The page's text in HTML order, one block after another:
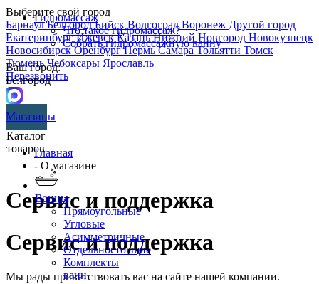
Выберите свой город
БарнаулБелгородБийск ВолгоградВоронеж Другой город
ЕкатеринбургИжевскКазаньНижний Новгород Новокузнецк
НовосибирскОренбургПермьСамараТольятти Томск
ТюменьЧебоксары Ярославль
Перезвонить
Гидромассаж
Что такое гидромассаж?
Собрать гидромассажную ванну
Ваш город:
Белгород
Магазины
Каталог
товаров
Ванны
Прямоугольные
Угловые
Асимметричные
Отдельностоящие
Комплекты
ванн
Главная
- О магазине
Сервис и поддержка
Сервис и поддержка
Мы рады приветствовать вас на сайте нашей компании.